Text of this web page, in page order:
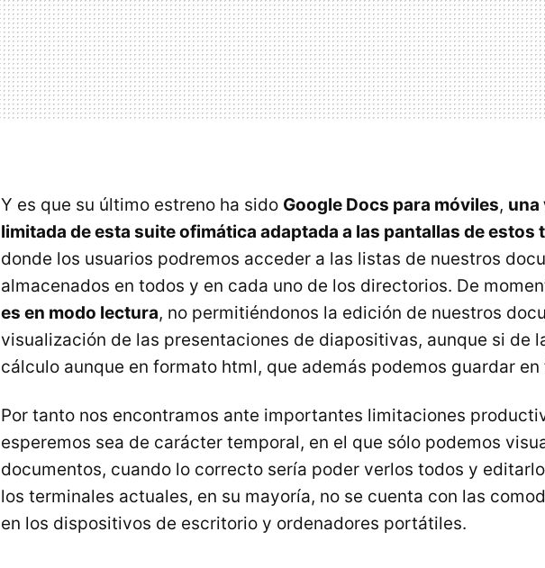
Y es que su último estreno ha sido Google Docs para móviles, una
limitada de esta suite ofimática adaptada a las pantallas de estos
donde los usuarios podremos acceder a las listas de nuestros
almacenados en todos y en cada uno de los directorios. De
es en modo lectura, no permitiéndonos la edición de nuestros
visualización de las presentaciones de diapositivas, aunque si de
cálculo aunque en formato html, que además podemos guardar
Por tanto nos encontramos ante importantes limitaciones
esperemos sea de carácter temporal, en el que sólo podemos
documentos, cuando lo correcto sería poder verlos todos y
los terminales actuales, en su mayoría, no se cuenta con las
en los dispositivos de escritorio y ordenadores portátiles.